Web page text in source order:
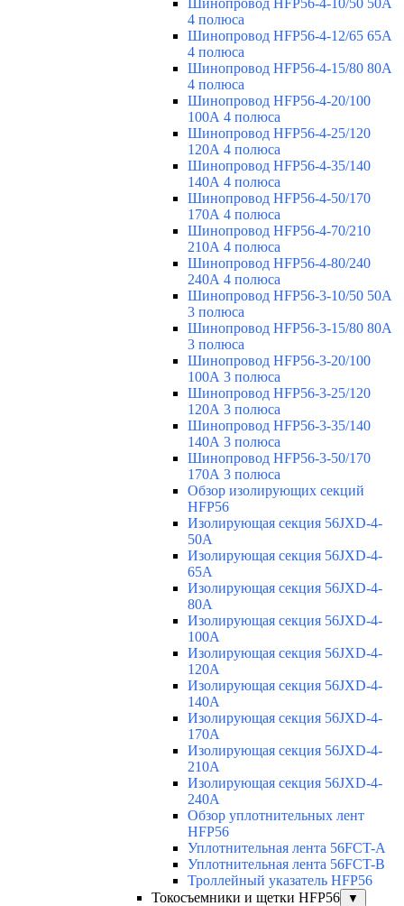
4 полюса
Шинопровод HFP56-4-12/65 65А
4 полюса
Шинопровод HFP56-4-15/80 80А
4 полюса
Шинопровод HFP56-4-20/100
100А 4 полюса
Шинопровод HFP56-4-25/120
120А 4 полюса
Шинопровод HFP56-4-35/140
140А 4 полюса
Шинопровод HFP56-4-50/170
170А 4 полюса
Шинопровод HFP56-4-70/210
210А 4 полюса
Шинопровод HFP56-4-80/240
240А 4 полюса
Шинопровод HFP56-3-10/50 50А
3 полюса
Шинопровод HFP56-3-15/80 80А
3 полюса
Шинопровод HFP56-3-20/100
100А 3 полюса
Шинопровод HFP56-3-25/120
120А 3 полюса
Шинопровод HFP56-3-35/140
140А 3 полюса
Шинопровод HFP56-3-50/170
170А 3 полюса
Обзор изолирующих секций
HFP56
Изолирующая секция 56JXD-4-
50A
Изолирующая секция 56JXD-4-
65A
Изолирующая секция 56JXD-4-
80A
Изолирующая секция 56JXD-4-
100A
Изолирующая секция 56JXD-4-
120A
Изолирующая секция 56JXD-4-
140A
Изолирующая секция 56JXD-4-
170A
Изолирующая секция 56JXD-4-
210A
Изолирующая секция 56JXD-4-
240A
Обзор уплотнительных лент
HFP56
Уплотнительная лента 56FCT-A
Уплотнительная лента 56FCT-B
Троллейный указатель HFP56
Токосъемники и щетки HFP56
▼